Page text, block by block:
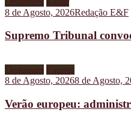
8 de Agosto, 2026Redação E&F
Supremo Tribunal
Destaques Figuras
8 de Agosto, 20268 de Agosto,
Verão europeu: